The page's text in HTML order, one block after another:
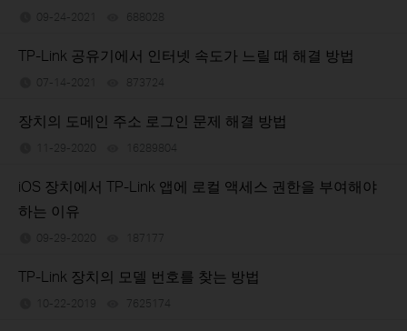
09-24-2021 688028
TP-Link 공유기에서 인터넷 속도가 느릴 때 해결 방법
07-14-2021 873724
장치의 도메인 주소 로그인 문제 해결 방법
11-29-2020 16289804
iOS 장치에서 TP-Link 앱에 로컬 액세스 권한을 부여해야
하는 이유
09-29-2020 187177
TP-Link 장치의 모델 번호를 찾는 방법
10-22-2019 7625174